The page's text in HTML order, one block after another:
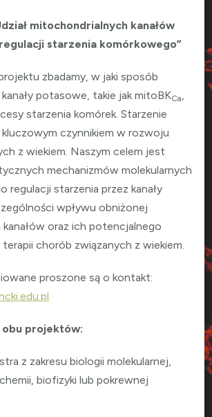
mitochondrialnych kanałów
starzenia komórkowego”
zbadamy, w jaki sposób
potasowe, takie jak mitoBKCa,
starzenia komórek. Starzenie
czynnikiem w rozwoju
z wiekiem. Naszym celem jest
mechanizmów molekularnych
regulacji starzenia przez kanały
wpływu obniżonej
oraz ich potencjalnego
chorób związanych z wiekiem.
proszone są o kontakt:
obu projektów:
z zakresu biologii molekularnej,
biofizyki lub pokrewnej